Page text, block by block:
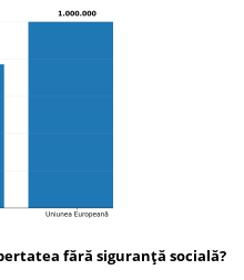
fără siguranță socială?